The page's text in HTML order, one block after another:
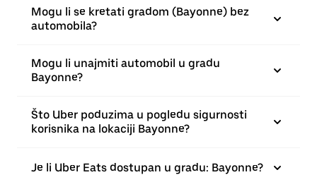
Mogu li se kretati gradom (Bayonne) bez
automobila?
Mogu li unajmiti automobil u gradu
Bayonne?
Što Uber poduzima u pogledu sigurnosti
korisnika na lokaciji Bayonne?
Je li Uber Eats dostupan u gradu: Bayonne?